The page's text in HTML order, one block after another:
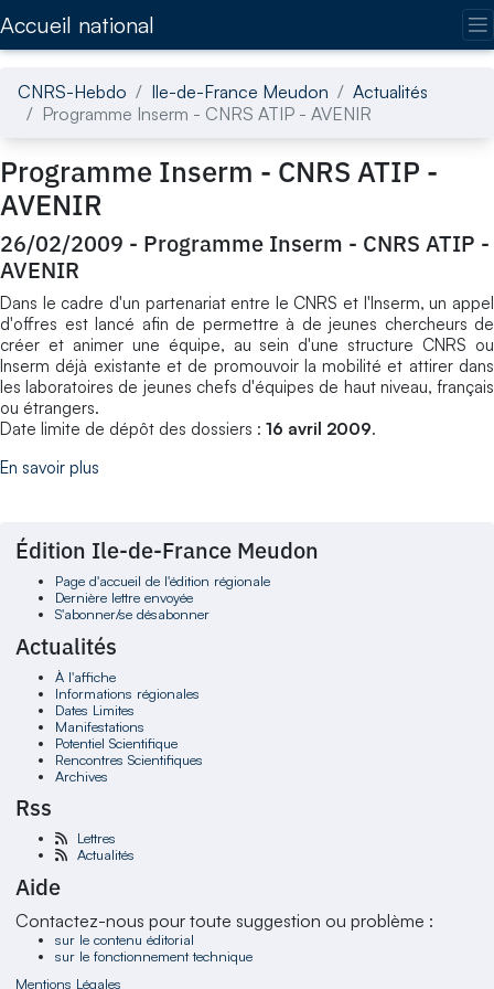
Accueil national
CNRS-Hebdo Ile-de-France Meudon
Actualités
Programme Inserm - CNRS ATIP - AVENIR
Programme Inserm - CNRS ATIP -
AVENIR
26/02/2009 - Programme Inserm - CNRS ATIP -
AVENIR
Dans le cadre d'un partenariat entre le CNRS et l'Inserm, un appel
d'offres est lancé afin de permettre à de jeunes chercheurs de
créer et animer une équipe, au sein d'une structure CNRS ou
Inserm déjà existante et de promouvoir la mobilité et attirer dans
les laboratoires de jeunes chefs d'équipes de haut niveau, français
ou étrangers.
Date limite de dépôt des dossiers : 16 avril 2009.
En savoir plus
Édition Ile-de-France Meudon
Page d'accueil de l'édition régionale
Dernière lettre envoyée
S'abonner/se désabonner
Actualités
À l'affiche
Informations régionales
Dates Limites
Manifestations
Potentiel Scientifique
Rencontres Scientifiques
Archives
Rss
Lettres
Actualités
Aide
Contactez-nous pour toute suggestion ou problème :
sur le contenu éditorial
sur le fonctionnement technique
Mentions Légales